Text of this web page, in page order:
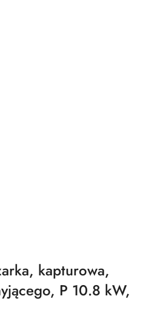
kapturowa,
P 10.8 kW,